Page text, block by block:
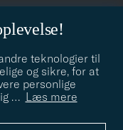
teknologier til
og sikre, for at
personlige
… Læs mere
hjælpe dig, vi hjælper